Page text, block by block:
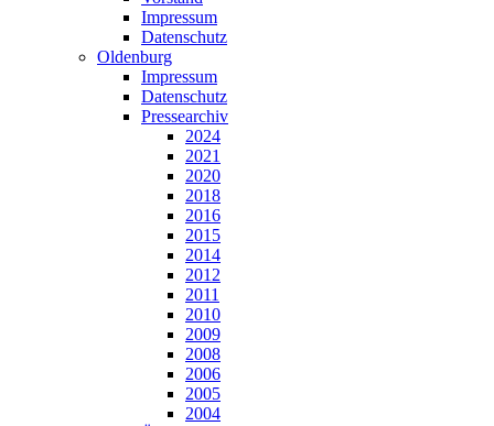
Impressum
Datenschutz
Oldenburg
Impressum
Datenschutz
Pressearchiv
2024
2021
2020
2018
2016
2015
2014
2012
2011
2010
2009
2008
2006
2005
2004